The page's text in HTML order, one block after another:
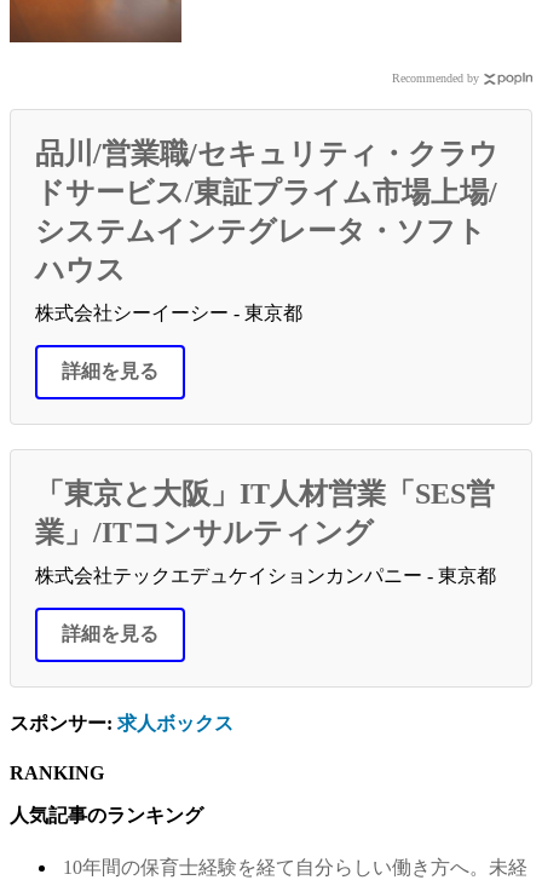
Recommended by
品川/営業職/セキュリティ・クラウ
ドサービス/東証プライム市場上場/
システムインテグレータ・ソフト
ハウス
株式会社シーイーシー - 東京都
詳細を見る
「東京と大阪」IT人材営業「SES営
業」/ITコンサルティング
株式会社テックエデュケイションカンパニー - 東京都
詳細を見る
スポンサー: 求人ボックス
RANKING
人気記事のランキング
10年間の保育士経験を経て自分らしい働き方へ。未経